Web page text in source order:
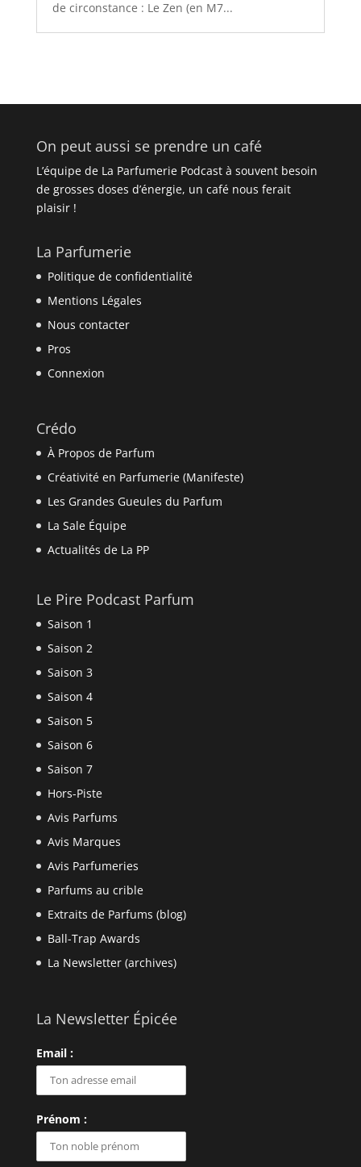
de circonstance : Le Zen (en M7...
On peut aussi se prendre un café
L’équipe de La Parfumerie Podcast à souvent besoin
de grosses doses d’énergie, un café nous ferait
plaisir !
La Parfumerie
Politique de confidentialité
Mentions Légales
Nous contacter
Pros
Connexion
Crédo
À Propos de Parfum
Créativité en Parfumerie (Manifeste)
Les Grandes Gueules du Parfum
La Sale Équipe
Actualités de La PP
Le Pire Podcast Parfum
Saison 1
Saison 2
Saison 3
Saison 4
Saison 5
Saison 6
Saison 7
Hors-Piste
Avis Parfums
Avis Marques
Avis Parfumeries
Parfums au crible
Extraits de Parfums (blog)
Ball-Trap Awards
La Newsletter (archives)
La Newsletter Épicée
Email :
Prénom :